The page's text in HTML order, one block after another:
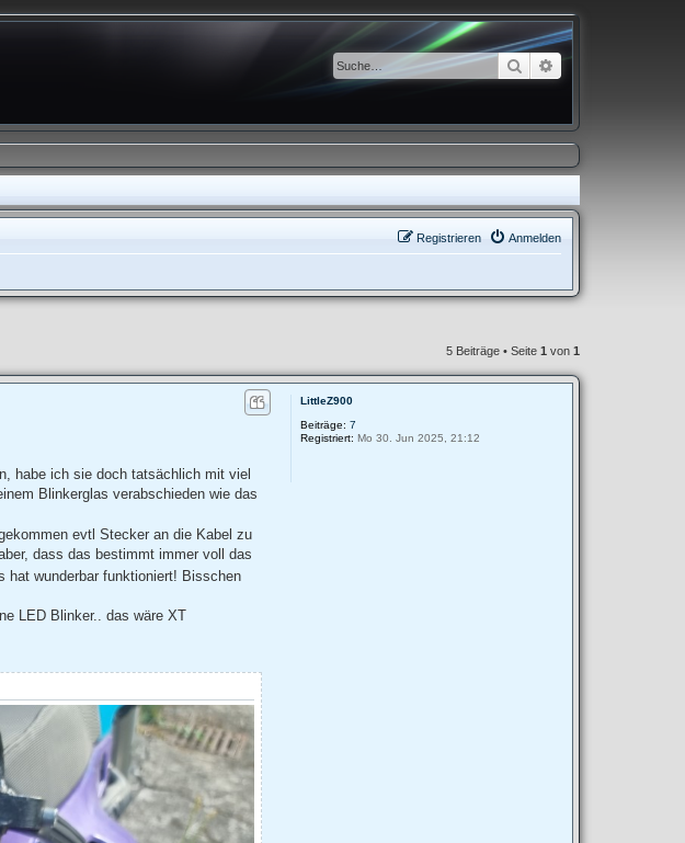
Suche Erweiterte Suche
Anmelden
Registrieren
5 Beiträge • Seite 1 von 1
LittleZ900
Beiträge: 7
Registriert: Mo 30. Jun 2025, 21:12
habe ich sie doch tatsächlich mit viel
Blinkerglas verabschieden wie das
evtl Stecker an die Kabel zu
dass das bestimmt immer voll das
hat wunderbar funktioniert! Bisschen
LED Blinker.. das wäre XT